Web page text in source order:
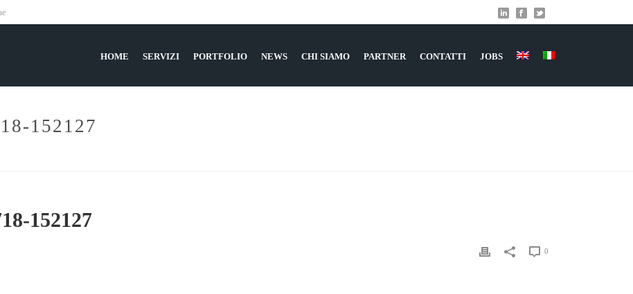
HOME SERVIZI PORTFOLIO NEWS CHI SIAMO PARTNER CONTATTI JOBS
152127
152127
0